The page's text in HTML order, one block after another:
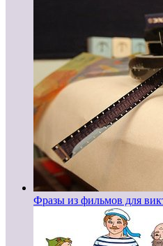
Фразы из фильмов для